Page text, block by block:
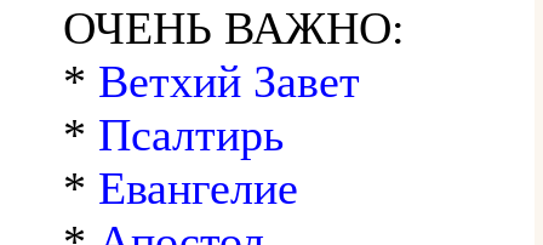
ОЧЕНЬ ВАЖНО:
* Ветхий Завет
* Псалтирь
* Евангелие